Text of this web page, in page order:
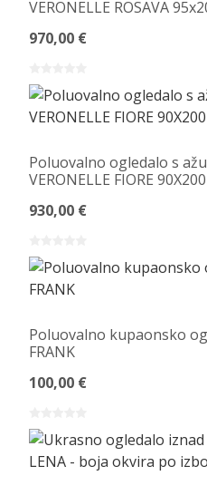
VERONELLE ROSAVA
970,00 €
Poluovalno ogledalo s
VERONELLE FIORE 90X200
930,00 €
Poluovalno kupaonsko
FRANK
100,00 €